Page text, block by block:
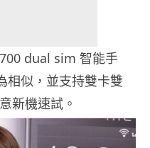
dual sim 智能手
相似，並支持雙卡雙
新機速試。